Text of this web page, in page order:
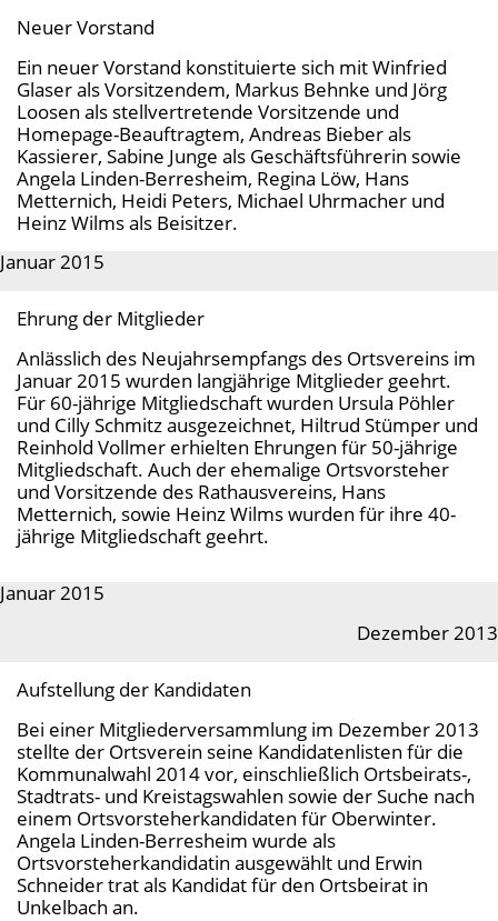
Neuer Vorstand
Ein neuer Vorstand konstituierte sich mit Winfried
Glaser als Vorsitzendem, Markus Behnke und Jörg
Loosen als stellvertretende Vorsitzende und
Homepage-Beauftragtem, Andreas Bieber als
Kassierer, Sabine Junge als Geschäftsführerin sowie
Angela Linden-Berresheim, Regina Löw, Hans
Metternich, Heidi Peters, Michael Uhrmacher und
Heinz Wilms als Beisitzer.
Januar 2015
Ehrung der Mitglieder
Anlässlich des Neujahrsempfangs des Ortsvereins im
Januar 2015 wurden langjährige Mitglieder geehrt.
Für 60-jährige Mitgliedschaft wurden Ursula Pöhler
und Cilly Schmitz ausgezeichnet, Hiltrud Stümper und
Reinhold Vollmer erhielten Ehrungen für 50-jährige
Mitgliedschaft. Auch der ehemalige Ortsvorsteher
und Vorsitzende des Rathausvereins, Hans
Metternich, sowie Heinz Wilms wurden für ihre 40-
jährige Mitgliedschaft geehrt.
Januar 2015
Dezember 2013
Aufstellung der Kandidaten
Bei einer Mitgliederversammlung im Dezember 2013
stellte der Ortsverein seine Kandidatenlisten für die
Kommunalwahl 2014 vor, einschließlich Ortsbeirats-,
Stadtrats- und Kreistagswahlen sowie der Suche nach
einem Ortsvorsteherkandidaten für Oberwinter.
Angela Linden-Berresheim wurde als
Ortsvorsteherkandidatin ausgewählt und Erwin
Schneider trat als Kandidat für den Ortsbeirat in
Unkelbach an.